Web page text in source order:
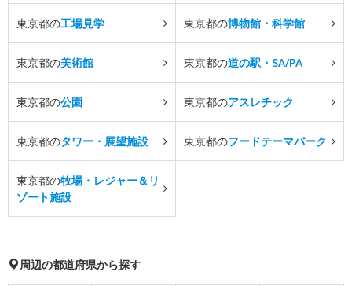
東京都の工場見学 東京都の博物館・科学館
東京都の美術館 東京都の道の駅・SA/PA
東京都の公園 東京都のアスレチック
東京都のタワー・展望施設 東京都のフードテーマパーク
東京都の牧場・レジャー＆リ
ゾート施設
周辺の都道府県から探す